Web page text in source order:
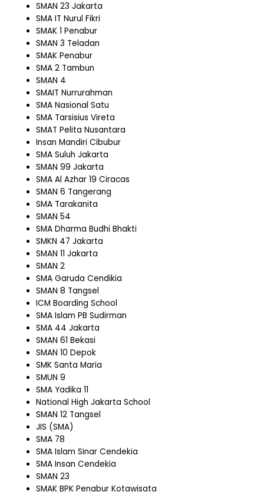
SMAN 23 Jakarta
SMA IT Nurul Fikri
SMAK 1 Penabur
SMAN 3 Teladan
SMAK Penabur
SMA 2 Tambun
SMAN 4
SMAIT Nurrurahman
SMA Nasional Satu
SMA Tarsisius Vireta
SMAT Pelita Nusantara
Insan Mandiri Cibubur
SMA Suluh Jakarta
SMAN 99 Jakarta
SMA Al Azhar 19 Ciracas
SMAN 6 Tangerang
SMA Tarakanita
SMAN 54
SMA Dharma Budhi Bhakti
SMKN 47 Jakarta
SMAN 11 Jakarta
SMAN 2
SMA Garuda Cendikia
SMAN 8 Tangsel
ICM Boarding School
SMA Islam PB Sudirman
SMA 44 Jakarta
SMAN 61 Bekasi
SMAN 10 Depok
SMK Santa Maria
SMUN 9
SMA Yadika 11
National High Jakarta School
SMAN 12 Tangsel
JIS (SMA)
SMA 78
SMA Islam Sinar Cendekia
SMA Insan Cendekia
SMAN 23
SMAK BPK Penabur Kotawisata